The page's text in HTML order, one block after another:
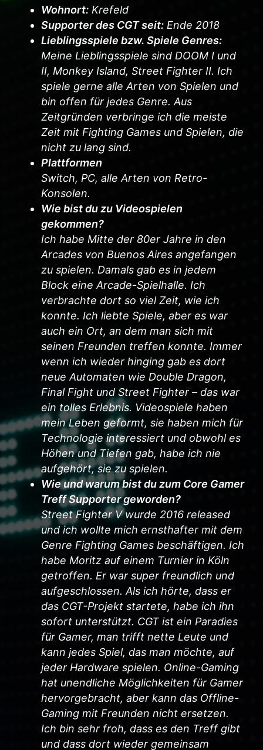
Wohnort: Krefeld
Supporter des CGT seit: Ende 2018
Lieblingsspiele bzw. Spiele Genres:
Meine Lieblingsspiele sind DOOM I und
II, Monkey Island, Street Fighter II. Ich
spiele gerne alle Arten von Spielen und
bin offen für jedes Genre. Aus
Zeitgründen verbringe ich die meiste
Zeit mit Fighting Games und Spielen, die
nicht zu lang sind.
Plattformen
Switch, PC, alle Arten von Retro-
Konsolen.
Wie bist du zu Videospielen
gekommen?
Ich habe Mitte der 80er Jahre in den
Arcades von Buenos Aires angefangen
zu spielen. Damals gab es in jedem
Block eine Arcade-Spielhalle. Ich
verbrachte dort so viel Zeit, wie ich
konnte. Ich liebte Spiele, aber es war
auch ein Ort, an dem man sich mit
seinen Freunden treffen konnte. Immer
wenn ich wieder hinging gab es dort
neue Automaten wie Double Dragon,
Final Fight und Street Fighter – das war
ein tolles Erlebnis. Videospiele haben
mein Leben geformt, sie haben mich für
Technologie interessiert und obwohl es
Höhen und Tiefen gab, habe ich nie
aufgehört, sie zu spielen.
Wie und warum bist du zum Core Gamer
Treff Supporter geworden?
Street Fighter V wurde 2016 released
und ich wollte mich ernsthafter mit dem
Genre Fighting Games beschäftigen. Ich
habe Moritz auf einem Turnier in Köln
getroffen. Er war super freundlich und
aufgeschlossen. Als ich hörte, dass er
das CGT-Projekt startete, habe ich ihn
sofort unterstützt. CGT ist ein Paradies
für Gamer, man trifft nette Leute und
kann jedes Spiel, das man möchte, auf
jeder Hardware spielen. Online-Gaming
hat unendliche Möglichkeiten für Gamer
hervorgebracht, aber kann das Offline-
Gaming mit Freunden nicht ersetzen.
Ich bin sehr froh, dass es den Treff gibt
und dass dort wieder gemeinsam